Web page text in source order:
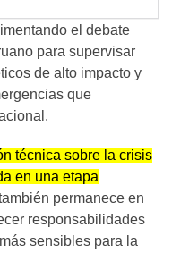
el debate
para supervisar
de alto impacto y
que
técnica sobre la crisis
en una etapa
permanece en
responsabilidades
sensibles para la